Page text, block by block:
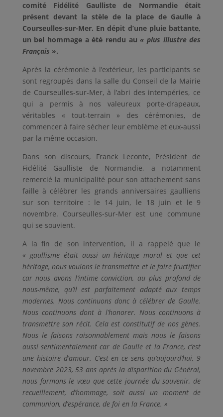
comité Fidélité Gaulliste de Normandie était
présent devant la stèle de la place de Gaulle à
Courseulles-sur-Mer. En dépit d’une pluie battante,
un bel hommage a été rendu au « plus illustre des
Français ».
Après la cérémonie à l’extérieur, les participants se
sont regroupés dans la salle du Conseil de la Mairie
de Courseulles-sur-Mer, à l’abri des intempéries, ce
qui a permis à nos valeureux porte-drapeaux,
véritables « tout-terrain » des cérémonies, de
commencer à faire sécher leur emblème et eux-aussi
par la même occasion.
Dans son discours, Franck Leconte, Président de
Fidélité Gaulliste de Normandie, a notamment
remercié la municipalité pour son attachement sans
faille à célébrer les grands anniversaires gaulliens
sur son territoire : le 14 juin, le 18 juin et le 9
novembre. Courseulles-sur-Mer est une commune
qui se souvient.
A la fin de son intervention, il a rappelé que le
« gaullisme était aussi un héritage moral et que cet
héritage, nous voulons le transmettre et le faire fructifier
car nous avons l’intime conviction, au plus profond de
nous-même, qu’il est parfaitement adapté aux temps
modernes. Nous continuons donc à célébrer de Gaulle.
Nous continuons dont à l’honorer. Nous continuons à
transmettre son récit. Cela est constitutif de nos gènes.
Nous le faisons raisonnablement mais nous le faisons
aussi sentimentalement car de Gaulle et la France, c’est
une histoire d’amour. C’est en ce sens qu’aujourd’hui, 9
novembre 2023, 53 ans après la disparition du Général,
nous formons le vœu que cette journée du souvenir, de
recueillement, d’hommage, soit aussi un moment de
communion, d’espérance, de foi en la France. »